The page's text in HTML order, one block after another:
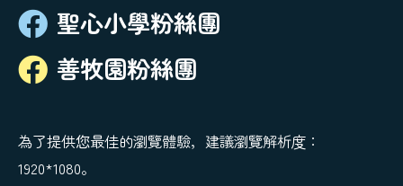
聖心小學粉絲團
善牧園粉絲團
為了提供您最佳的瀏覽體驗，建議瀏覽解析度：
1920*1080。